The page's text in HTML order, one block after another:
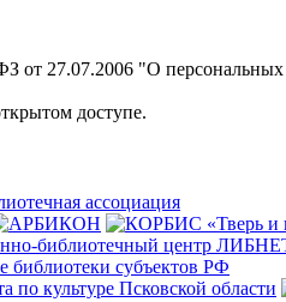
от 27.07.2006 "О
доступе.